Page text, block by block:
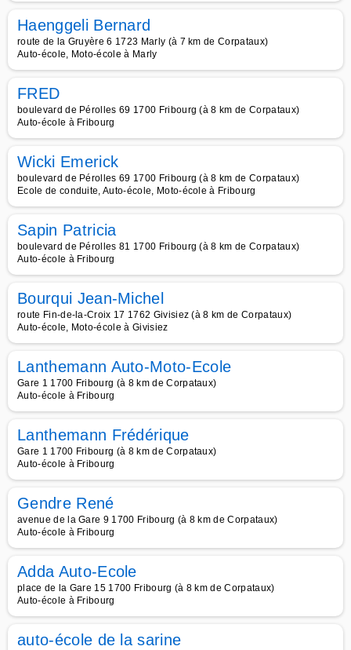
Haenggeli Bernard
route de la Gruyère 6 1723 Marly (à 7 km de Corpataux)
Auto-école, Moto-école à Marly
FRED
boulevard de Pérolles 69 1700 Fribourg (à 8 km de Corpataux)
Auto-école à Fribourg
Wicki Emerick
boulevard de Pérolles 69 1700 Fribourg (à 8 km de Corpataux)
Ecole de conduite, Auto-école, Moto-école à Fribourg
Sapin Patricia
boulevard de Pérolles 81 1700 Fribourg (à 8 km de Corpataux)
Auto-école à Fribourg
Bourqui Jean-Michel
route Fin-de-la-Croix 17 1762 Givisiez (à 8 km de Corpataux)
Auto-école, Moto-école à Givisiez
Lanthemann Auto-Moto-Ecole
Gare 1 1700 Fribourg (à 8 km de Corpataux)
Auto-école à Fribourg
Lanthemann Frédérique
Gare 1 1700 Fribourg (à 8 km de Corpataux)
Auto-école à Fribourg
Gendre René
avenue de la Gare 9 1700 Fribourg (à 8 km de Corpataux)
Auto-école à Fribourg
Adda Auto-Ecole
place de la Gare 15 1700 Fribourg (à 8 km de Corpataux)
Auto-école à Fribourg
auto-école de la sarine